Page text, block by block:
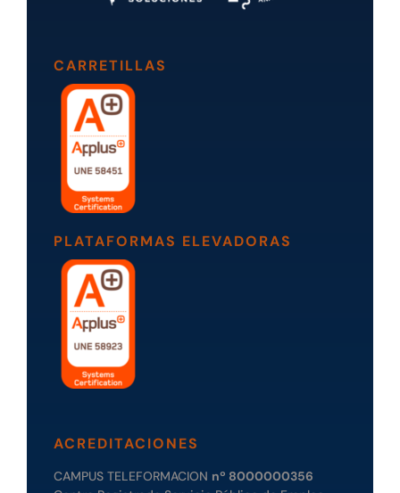
CARRETILLAS
PLATAFORMAS ELEVADORAS
ACREDITACIONES
CAMPUS TELEFORMACION nº 8000000356